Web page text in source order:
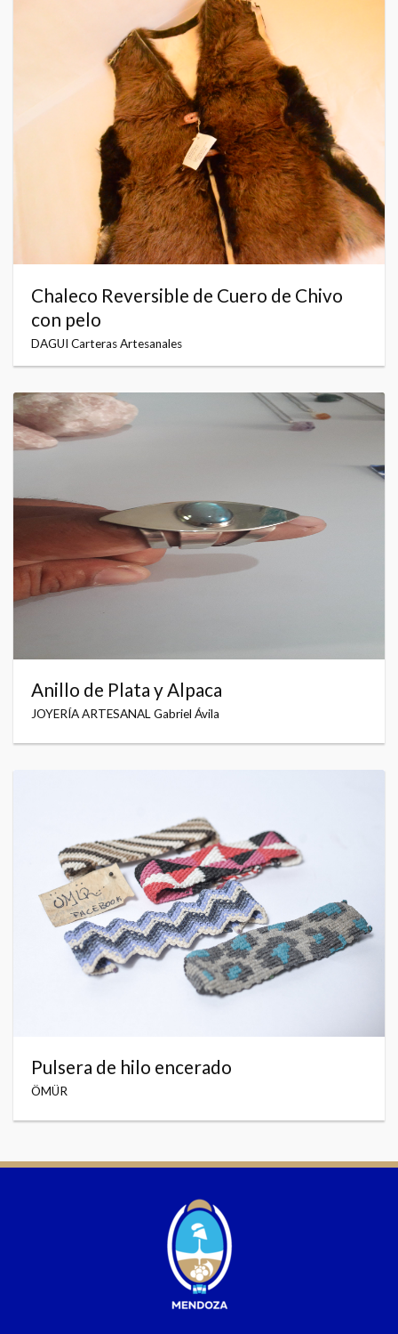
Chaleco Reversible de Cuero de Chivo
con pelo
DAGUI Carteras Artesanales
Anillo de Plata y Alpaca
JOYERÍA ARTESANAL Gabriel Ávila
Pulsera de hilo encerado
ÖMÜR